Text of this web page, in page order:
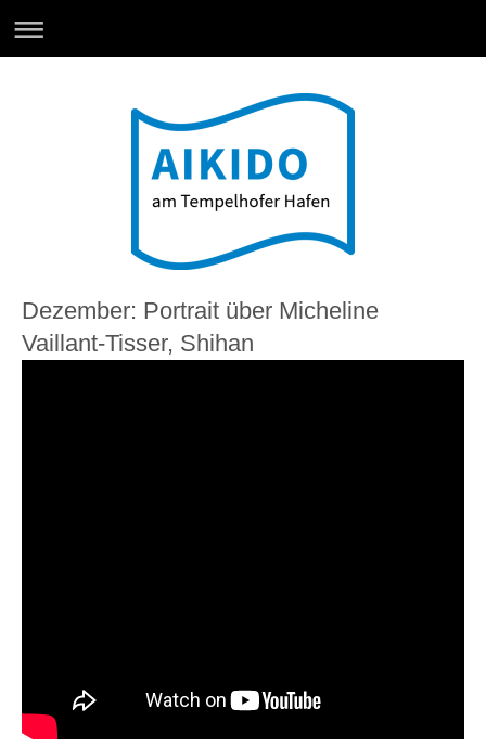
Dezember: Portrait über Micheline
Vaillant-Tisser, Shihan